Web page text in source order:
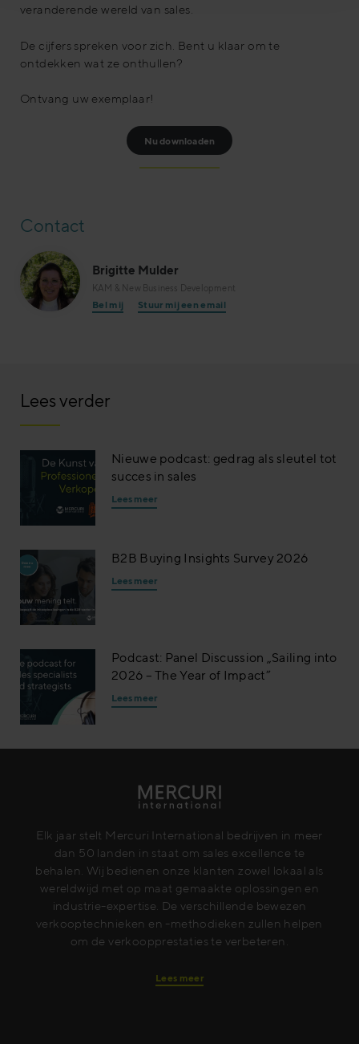
veranderende wereld van sales.
De cijfers spreken voor zich. Bent u klaar om te
ontdekken wat ze onthullen?
Ontvang uw exemplaar!
Nu downloaden
Contact
Brigitte Mulder
KAM & New Business Development
Bel mij Stuur mij een email
Lees verder
Nieuwe podcast: gedrag als sleutel tot
succes in sales
Lees meer
B2B Buying Insights Survey 2026
Lees meer
Podcast: Panel Discussion „Sailing into
2026 – The Year of Impact”
Lees meer
Elk jaar stelt Mercuri International bedrijven in meer
dan 50 landen in staat om sales excellence te
behalen. Wij bedienen onze klanten zowel lokaal als
wereldwijd met op maat gemaakte oplossingen en
industrie-expertise. De verschillende bewezen
verkooptechnieken en -methodieken zullen helpen
om de verkoopprestaties te verbeteren.
Lees meer